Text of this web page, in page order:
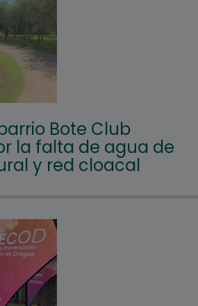
Bote Club
la falta de agua de
y red cloacal